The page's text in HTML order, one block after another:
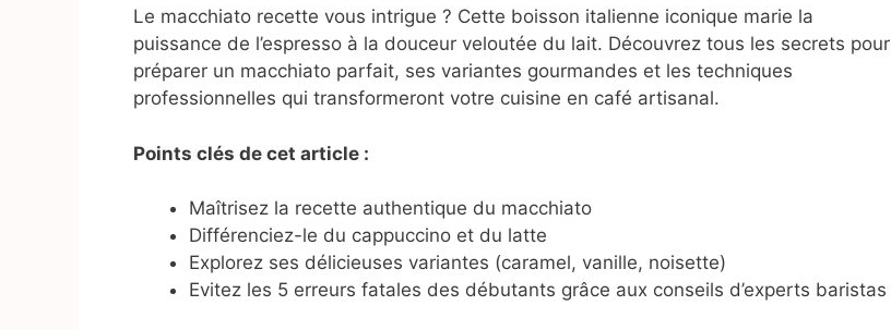
Le macchiato recette vous intrigue ? Cette boisson italienne iconique marie la
puissance de l’espresso à la douceur veloutée du lait. Découvrez tous les secrets pour
préparer un macchiato parfait, ses variantes gourmandes et les techniques
professionnelles qui transformeront votre cuisine en café artisanal.
Points clés de cet article :
Maîtrisez la recette authentique du macchiato
Différenciez-le du cappuccino et du latte
Explorez ses délicieuses variantes (caramel, vanille, noisette)
Evitez les 5 erreurs fatales des débutants grâce aux conseils d’experts baristas